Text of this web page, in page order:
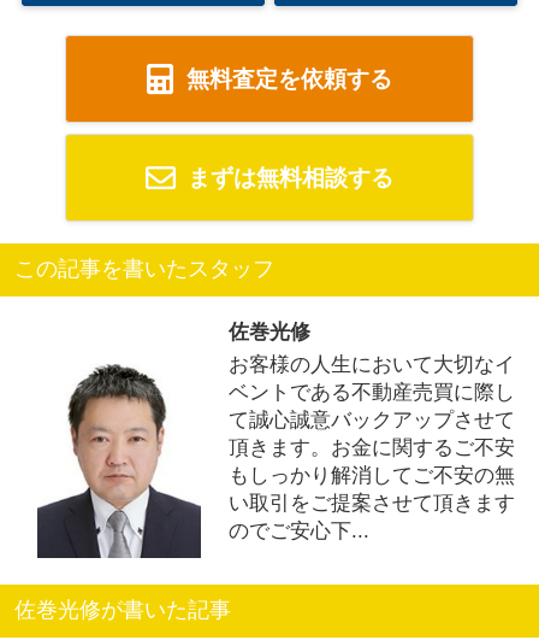
無料査定を依頼する
まずは無料相談する
この記事を書いたスタッフ
佐巻光修
お客様の人生において大切なイ
ベントである不動産売買に際し
て誠心誠意バックアップさせて
頂きます。お金に関するご不安
もしっかり解消してご不安の無
い取引をご提案させて頂きます
のでご安心下...
佐巻光修が書いた記事